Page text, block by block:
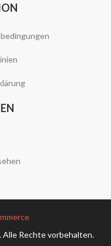
Rechte vorbehalten.